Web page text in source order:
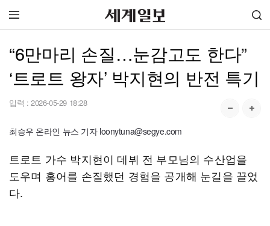
“6만마리 손질…눈감고도 한다”
‘트로트 왕자’ 박지현의 반전 특기
입력 : 2026-05-29 18:28
최승우 온라인 뉴스 기자 loonytuna@segye.com
트로트 가수 박지현이 데뷔 전 부모님의 수산업을
도우며 홍어를 손질했던 경험을 공개해 눈길을 끌었
다.